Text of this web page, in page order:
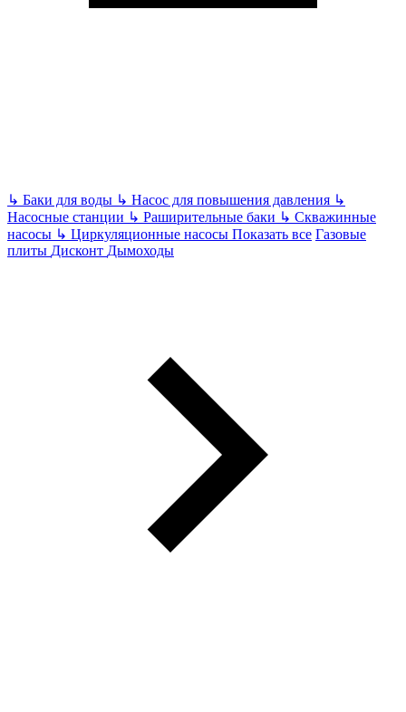
↳ Баки для воды ↳ Насос для повышения давления ↳
Насосные станции ↳ Раширительные баки ↳ Скважинные
насосы ↳ Циркуляционные насосы Показать все Газовые
плиты Дисконт Дымоходы